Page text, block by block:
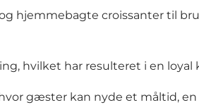
hjemmebagte croissanter til
hvilket har resulteret i en loyal
gæster kan nyde et måltid,